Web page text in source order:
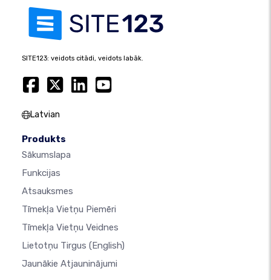
SITE123: veidots citādi, veidots labāk.
Latvian
Produkts
Sākumslapa
Funkcijas
Atsauksmes
Tīmekļa Vietņu Piemēri
Tīmekļa Vietņu Veidnes
Lietotņu Tirgus (English)
Jaunākie Atjauninājumi